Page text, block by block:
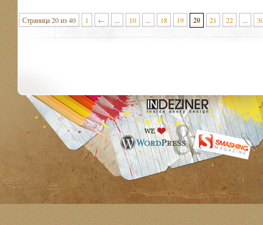
Страница 20 из 40 1 ← ... 10 ... 18 19 20 21 22 ...